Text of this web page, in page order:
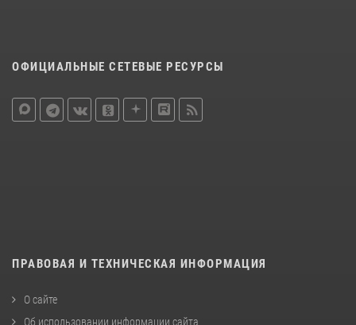
ОФИЦИАЛЬНЫЕ СЕТЕВЫЕ РЕСУРСЫ
ПРАВОВАЯ И ТЕХНИЧЕСКАЯ ИНФОРМАЦИЯ
О сайте
Об использовании информации сайта